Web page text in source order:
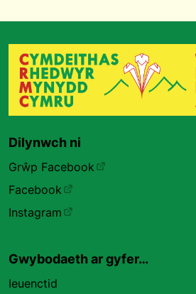
Dilynwch ni
Grŵp Facebook
Facebook
Instagram
Gwybodaeth ar gyfer…
Ieuenctid